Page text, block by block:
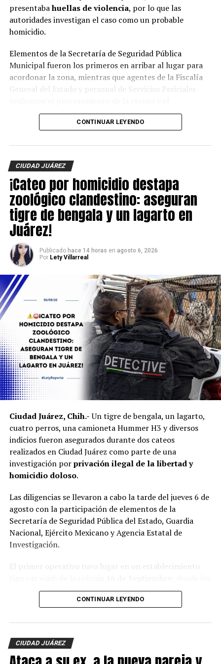
presentabahuellas de violencia, por lo que las
autoridades investigan el caso como un probable
homicidio.
Elementos de la Secretaría de Seguridad Pública
Municipal fueron los primeros en arribar al lugar para
acordonar la zona, mientras que agentes de la Fiscalía
General del Estado y personal de Servicios Periciales
levantamiento de evidencias.
revelada y las autoridades continúan con las
investigaciones para esclarecer el móvil del crimen y dar
con los responsables.
CONTINUAR LEYENDO
CIUDAD JUÁREZ
¡Cateo por homicidio destapa
zoológico clandestino: aseguran
tigre de bengala y un lagarto en
Juárez!
Publicado hace 14 horas en agosto 6, 2026
Por Lety Villarreal
Ciudad Juárez, Chih.-Un tigre de bengala, un lagarto,
cuatro perros, una camioneta Hummer H3 y diversos
indicios fueron asegurados durante dos cateos
realizados en Ciudad Juárez como parte de una
investigación porprivación ilegal de la libertad y
homicidio doloso.
Las diligencias se llevaron a cabo la tarde del jueves 6 de
agosto con la participación de elementos de la
Secretaría de Seguridad Pública del Estado, Guardia
Nacional, Ejército Mexicano y Agencia Estatal de
Investigación.
El primer operativo tuvo lugar en un establecimiento
autoridades localizaron al tigre de bengala dentro de
una jaula, además de un lagarto y cuatro perros.
En el mismo sitio fue asegurada unaHummer H3,
vehículo que presuntamente estaría relacionado con los
hechos que son investigados.
CONTINUAR LEYENDO
CIUDAD JUÁREZ